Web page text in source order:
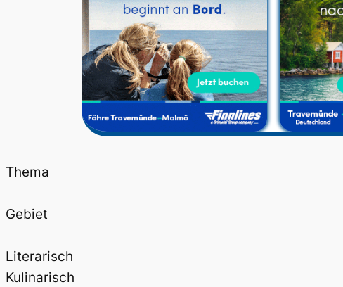
Thema
Gebiet
Literarisch
Kulinarisch